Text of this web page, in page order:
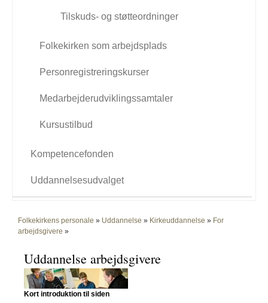
Tilskuds- og støtteordninger
Folkekirken som arbejdsplads
Personregistreringskurser
Medarbejderudviklingssamtaler
Kursustilbud
Kompetencefonden
Uddannelsesudvalget
Folkekirkens personale » Uddannelse » Kirkeuddannelse » For
arbejdsgivere »
Uddannelse arbejdsgivere
Kort introduktion til siden